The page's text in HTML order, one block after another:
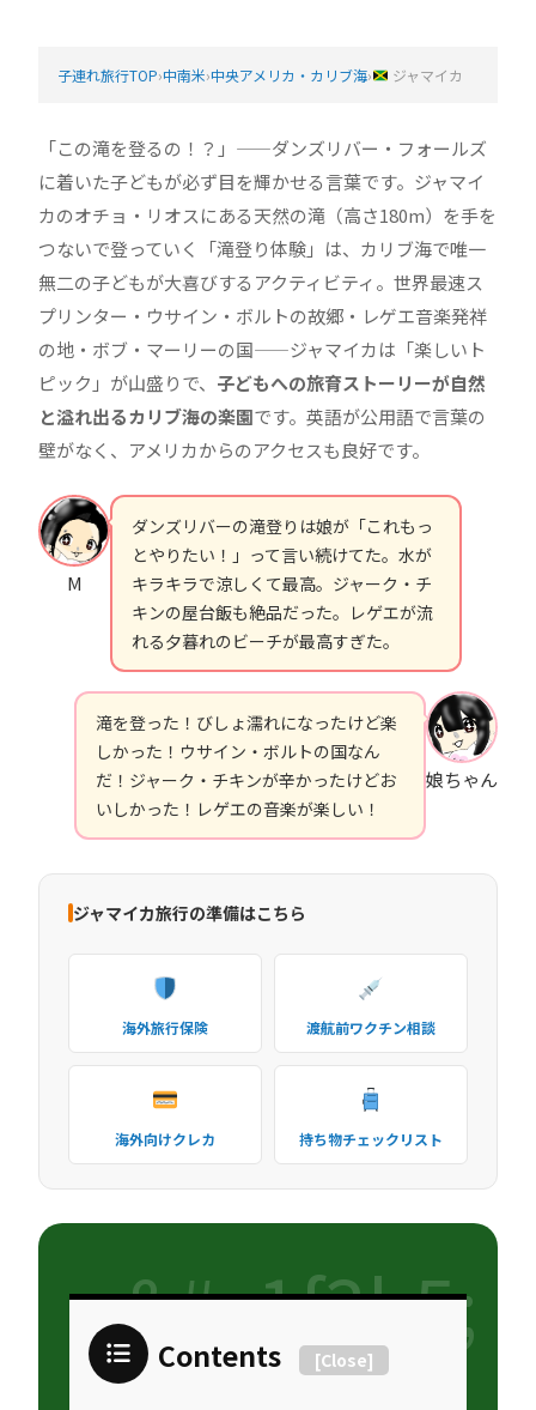
子連れ旅行TOP›中南米›中央アメリカ・カリブ海› ジャマイカ
「この滝を登るの！？」——ダンズリバー・フォールズ
に着いた子どもが必ず目を輝かせる言葉です。ジャマイ
カのオチョ・リオスにある天然の滝（高さ180m）を手を
つないで登っていく「滝登り体験」は、カリブ海で唯一
無二の子どもが大喜びするアクティビティ。世界最速ス
プリンター・ウサイン・ボルトの故郷・レゲエ音楽発祥
の地・ボブ・マーリーの国——ジャマイカは「楽しいト
ピック」が山盛りで、 子どもへの旅育ストーリーが自然
と溢れ出るカリブ海の楽園です。英語が公用語で言葉の
壁がなく、アメリカからのアクセスも良好です。
M
ダンズリバーの滝登りは娘が「これもっ
とやりたい！」って言い続けてた。水が
キラキラで涼しくて最高。ジャーク・チ
キンの屋台飯も絶品だった。レゲエが流
れる夕暮れのビーチが最高すぎた。
娘ちゃん
滝を登った！びしょ濡れになったけど楽
しかった！ウサイン・ボルトの国なん
だ！ジャーク・チキンが辛かったけどお
いしかった！レゲエの音楽が楽しい！
ジャマイカ旅行の準備はこちら
海外旅行保険 渡航前ワクチン相談
海外向けクレカ 持ち物チェックリスト
Contents [Close]